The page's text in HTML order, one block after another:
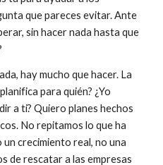
que pareces evitar. Ante
sin hacer nada hasta que
hay mucho que hacer. La
para quién? ¿Yo
a ti? Quiero planes hechos
No repitamos lo que ha
crecimiento real, no una
de rescatar a las empresas